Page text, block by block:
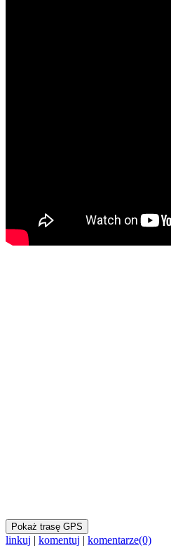
Pokaż trasę GPS
linkuj | komentuj | komentarze(0)